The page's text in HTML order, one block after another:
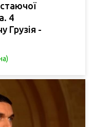
4
Грузія -